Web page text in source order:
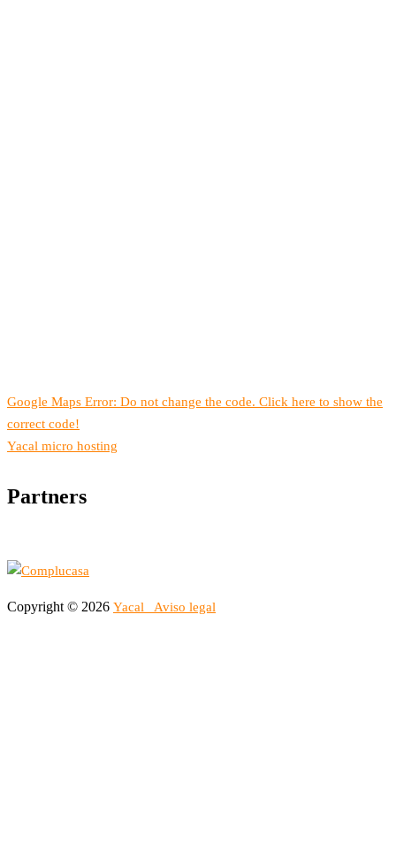
Google Maps Error: Do not change the code. Click here to show the
correct code!
Yacal micro hosting
Partners
Copyright © 2026 Yacal Aviso legal